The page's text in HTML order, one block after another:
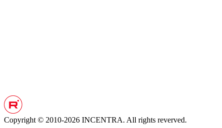
Copyright © 2010-2026 INCENTRA. All rights reverved.